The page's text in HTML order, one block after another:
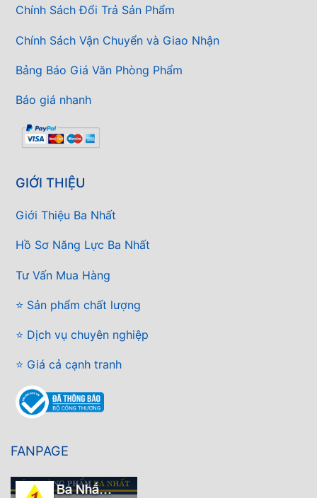
Chính Sách Đổi Trả Sản Phẩm
Chính Sách Vận Chuyển và Giao Nhận
Bảng Báo Giá Văn Phòng Phẩm
Báo giá nhanh
GIỚI THIỆU
Giới Thiệu Ba Nhất
Hồ Sơ Năng Lực Ba Nhất
Tư Vấn Mua Hàng
⭐ Sản phẩm chất lượng
⭐ Dịch vụ chuyên nghiệp
⭐ Giá cả cạnh tranh
FANPAGE